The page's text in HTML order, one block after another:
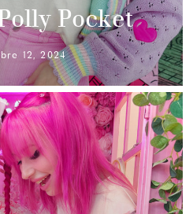
Pocket
12, 2024